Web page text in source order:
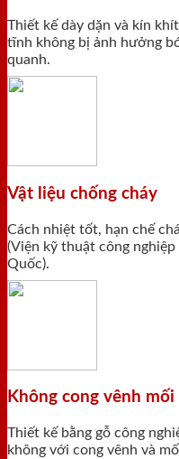
Thiết kế dày dặn và kín
tĩnh không bị ảnh hưởng
quanh.
Vật liệu chống cháy
Cách nhiệt tốt, hạn chế
(Viện kỹ thuật công
Quốc).
Không cong vênh
Thiết kế bằng gỗ công
không với cong vênh và